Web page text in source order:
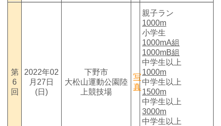
第
6
回
2022年02
月27日
(日)
下野市
大松山運動公園陸
上競技場
写
真
親子ラン
1000m
小学生
1000mA組
1000mB組
中学生以上
1000m
中学生以上
1500m
中学生以上
3000m
中学生以上